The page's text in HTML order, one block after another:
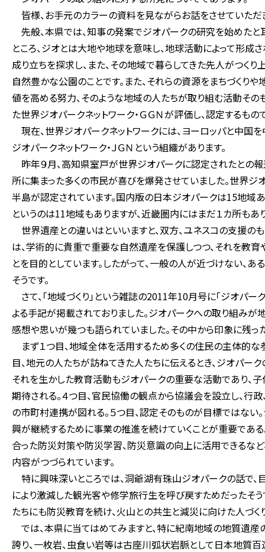
皆様、お手元のカラーの資料を見ながらお話をさせていただ
先般、本県では、知事の発案でジオパークの研究を始めた
ところ、ジオとは大地や地球を意味し、地球活動によって形
成り立ちを探求し、また、その地域で暮らしてきた先人がつく
自然豊かな公園のことです。また、それらの資源をまちづく
値を高める努力、そのような地域の人たちが取り組む活動そ
た世界ジオパークネットワーク・ＧＧＮが評価し、認定するもの
現在、世界ジオパークネットワークには、ヨーロッパと中国
ジオパークネットワーク・ＪＧＮという組織があります。
昨年９月、高知県室戸が世界ジオパークに認定されたとの
所に集まった多くの市民が喜びを爆発させていました。世界ジ
半島が認定されています。国内版の日本ジオパークは15地域
というのは11地域もありますが、近畿圏内にはまだ１カ所もあ
世界遺産との違いはといいますと、双方、ユネスコの支援の
は、学術的に貴重で重要な自然遺産を保護しつつ、それを教
とを目的としています。したがって、一般の人が近づけない、
そうです。
さて、「地域づくり」という雑誌の2011年10月号に「ジオパ
よる手記が掲載されておりました。ジオパークへの取り組みが
感想や思いが幾つも語られていました。その中から印象に残っ
まず１つ目、地域全体を活用するため多くの住民の主体的な
目、地元の人たちが訪ねてきた人たちに伝えるとき、ジオパー
それを生かした教育活動もジオパークの重要な活動であり、
期待される。４つ目、官民協働の観点から協議会を設立し、行
の市町村連携が図れる。５つ目、認定そのものが目標ではな
興が継続するために事業の推進を続けていくことが重要であ
合った防災対策や防災学習、防災意識の向上に活用できるな
内容がつづられています。
特に興味深いところでは、洞爺湖有珠山ジオパークの話で
により激減した観光客や修学旅行生を呼び戻すためだったそ
たちにも防災教育を続け、火山との共生と減災に向けた人づく
では、本県に当てはめてみますと、特に紀南地域の地質遺
誇り、一枚岩、虫食い岩等は古座川弧状岩脈として日本地質